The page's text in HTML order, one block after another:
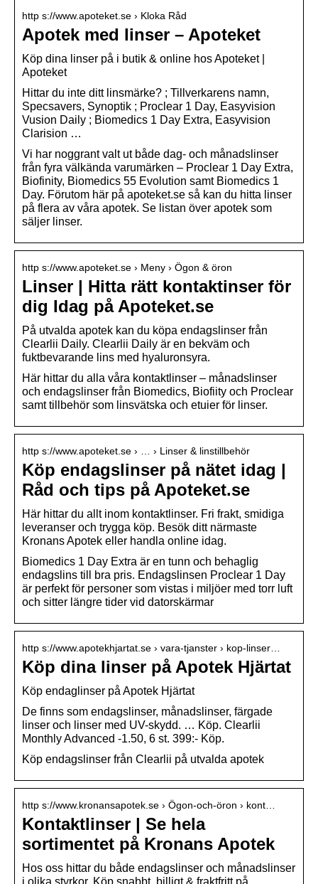
http s://www.apoteket.se › Kloka Råd
Apotek med linser – Apoteket
Köp dina linser på i butik & online hos Apoteket |
Apoteket
Hittar du inte ditt linsmärke? ; Tillverkarens namn,
Specsavers, Synoptik ; Proclear 1 Day, Easyvision
Vusion Daily ; Biomedics 1 Day Extra, Easyvision
Clarision …
Vi har noggrant valt ut både dag- och månadslinser
från fyra välkända varumärken – Proclear 1 Day Extra,
Biofinity, Biomedics 55 Evolution samt Biomedics 1
Day. Förutom här på apoteket.se så kan du hitta linser
på flera av våra apotek. Se listan över apotek som
säljer linser.
http s://www.apoteket.se › Meny › Ögon & öron
Linser | Hitta rätt kontaktinser för
dig Idag på Apoteket.se
På utvalda apotek kan du köpa endagslinser från
Clearlii Daily. Clearlii Daily är en bekväm och
fuktbevarande lins med hyaluronsyra.
Här hittar du alla våra kontaktlinser – månadslinser
och endagslinser från Biomedics, Biofiity och Proclear
samt tillbehör som linsvätska och etuier för linser.
http s://www.apoteket.se › … › Linser & linstillbehör
Köp endagslinser på nätet idag |
Råd och tips på Apoteket.se
Här hittar du allt inom kontaktlinser. Fri frakt, smidiga
leveranser och trygga köp. Besök ditt närmaste
Kronans Apotek eller handla online idag.
Biomedics 1 Day Extra är en tunn och behaglig
endagslins till bra pris. Endagslinsen Proclear 1 Day
är perfekt för personer som vistas i miljöer med torr luft
och sitter längre tider vid datorskärmar
http s://www.apotekhjartat.se › vara-tjanster › kop-linser…
Köp dina linser på Apotek Hjärtat
Köp endaglinser på Apotek Hjärtat
De finns som endagslinser, månadslinser, färgade
linser och linser med UV-skydd. … Köp. Clearlii
Monthly Advanced -1.50, 6 st. 399:- Köp.
Köp endagslinser från Clearlii på utvalda apotek
http s://www.kronansapotek.se › Ögon-och-öron › kont…
Kontaktlinser | Se hela
sortimentet på Kronans Apotek
Hos oss hittar du både endagslinser och månadslinser
i olika styrkor. Köp snabbt, billigt & fraktfritt på